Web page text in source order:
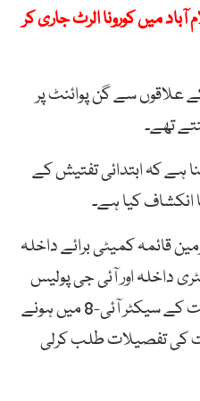
آباد میں کورونا الرٹ جاری کر
کے علاقوں سے گن پوائنٹ پر
تھے۔
ہے کہ ابتدائی تفتیش کے
انکشاف کیا ہے۔
قائمہ کمیٹی برائے داخلہ
داخلہ اور آئی جی پولیس
اسلام آباد سے وفاقی دارالحکومت کے سیکٹر آئی-8 میں ہونے
کی تفصیلات طلب کرلی